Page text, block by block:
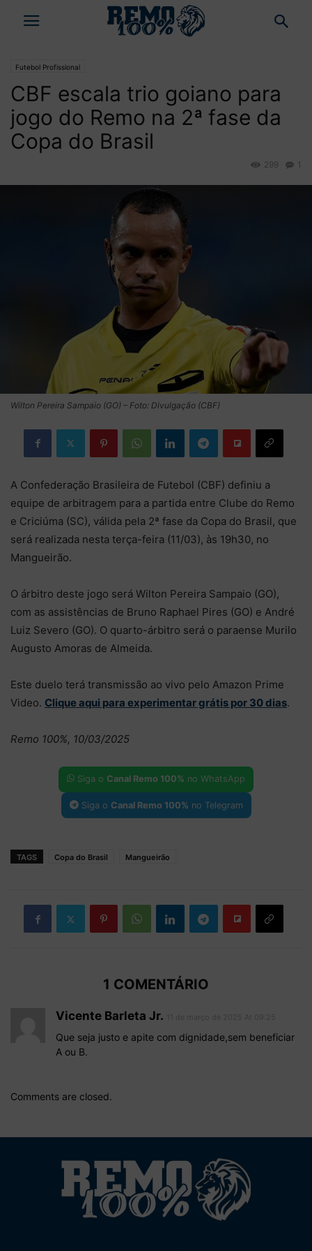
Futebol Profissional
CBF escala trio goiano para
jogo do Remo na 2ª fase da
Copa do Brasil
1
299
Wilton Pereira Sampaio (GO) – Foto: Divulgação (CBF)
A Confederação Brasileira de Futebol (CBF) definiu a
equipe de arbitragem para a partida entre Clube do Remo
e Criciúma (SC), válida pela 2ª fase da Copa do Brasil, que
será realizada nesta terça-feira (11/03), às 19h30, no
Mangueirão.
O árbitro deste jogo será Wilton Pereira Sampaio (GO),
com as assistências de Bruno Raphael Pires (GO) e André
Luiz Severo (GO). O quarto-árbitro será o paraense Murilo
Augusto Amoras de Almeida.
Este duelo terá transmissão ao vivo pelo Amazon Prime
Video. Clique aqui para experimentar grátis por 30 dias.
Remo 100%, 10/03/2025
Siga o Canal Remo 100% no WhatsApp
Siga o Canal Remo 100% no Telegram
TAGS Copa do Brasil Mangueirão
1 COMENTÁRIO
Vicente Barleta Jr.
Que seja justo e apite com dignidade,sem beneficiar
A ou B.
Comments are closed.